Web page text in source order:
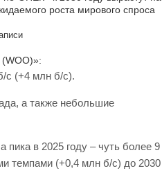
с (+4 млн б/с).
а также небольшие
пика в 2025 году – чуть более 9
темпами (+0,4 млн б/с) до 2030